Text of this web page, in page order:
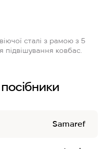
сталі з рамою з 5
підвішування ковбас.
Samaref